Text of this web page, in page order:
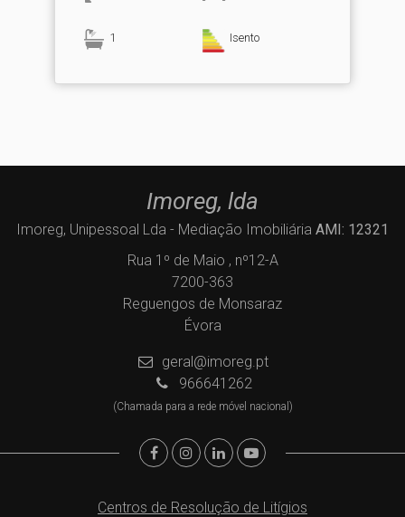
1 Isento
Imoreg, lda
Imoreg, Unipessoal Lda - Mediação Imobiliária AMI: 12321
Rua 1º de Maio , nº12-A
7200-363
Reguengos de Monsaraz
Évora
geral@imoreg.pt
966641262
(Chamada para a rede móvel nacional)
Centros de Resolução de Litígios